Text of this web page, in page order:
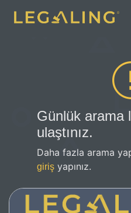
Günlük arama
ulaştınız.
Daha fazla arama
giriş yapınız.